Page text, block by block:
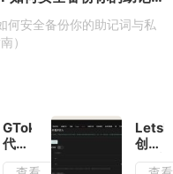
何安全备份你的助记词与私
）
GTokenTool
代币
批量
创建
代币